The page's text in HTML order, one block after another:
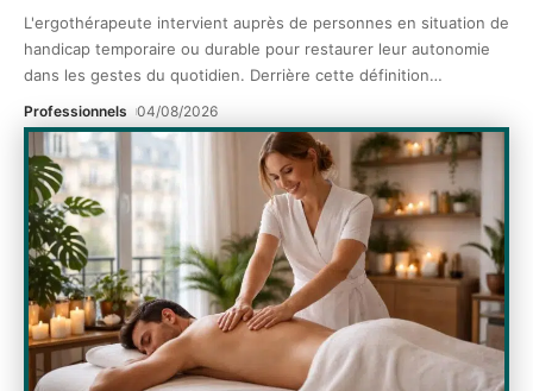
L'ergothérapeute intervient auprès de personnes en situation de
handicap temporaire ou durable pour restaurer leur autonomie
dans les gestes du quotidien. Derrière cette définition…
Professionnels 04/08/2026